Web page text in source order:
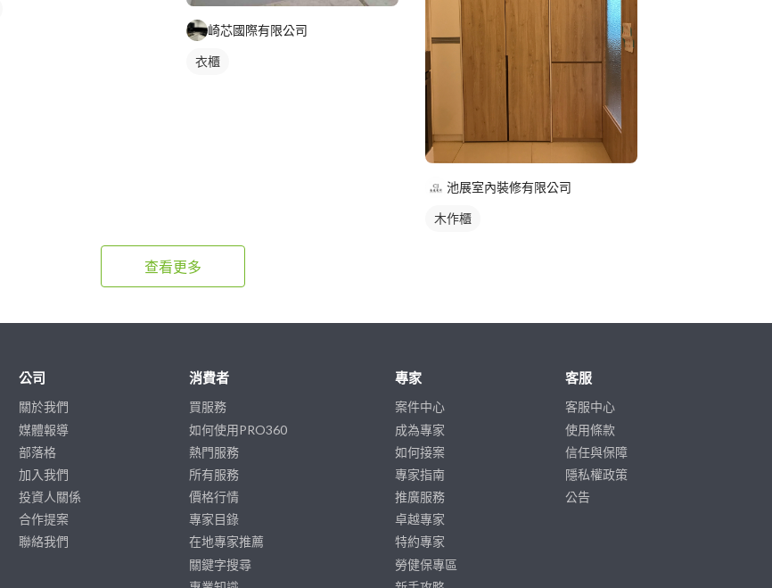
崎芯國際有限公司
衣櫃
池展室內裝修有限公司
木作櫃
查看更多
公司
關於我們
媒體報導
部落格
加入我們
投資人關係
合作提案
聯絡我們
消費者
買服務
如何使用PRO360
熱門服務
所有服務
價格行情
專家目錄
在地專家推薦
關鍵字搜尋
專家
案件中心
成為專家
如何接案
專家指南
推廣服務
卓越專家
特約專家
勞健保專區
客服
客服中心
使用條款
信任與保障
隱私權政策
公告